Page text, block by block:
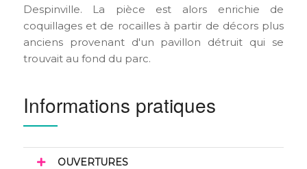
Despinville. La pièce est alors enrichie de
coquillages et de rocailles à partir de décors plus
anciens provenant d'un pavillon détruit qui se
trouvait au fond du parc.
Informations pratiques
OUVERTURES